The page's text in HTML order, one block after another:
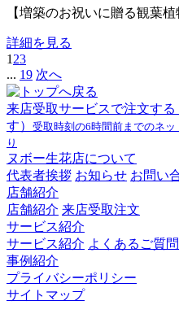
【増築のお祝いに贈る観葉植
詳細を見る
1 23
... 19 次へ
来店受取サービスで注文する
す） 受取時刻の6時間前までのネ
り
ヌボー生花店について
代表者挨拶 お知らせ お問い
店舗紹介
店舗紹介 来店受取注文
サービス紹介
サービス紹介 よくあるご質問
事例紹介
プライバシーポリシー
サイトマップ